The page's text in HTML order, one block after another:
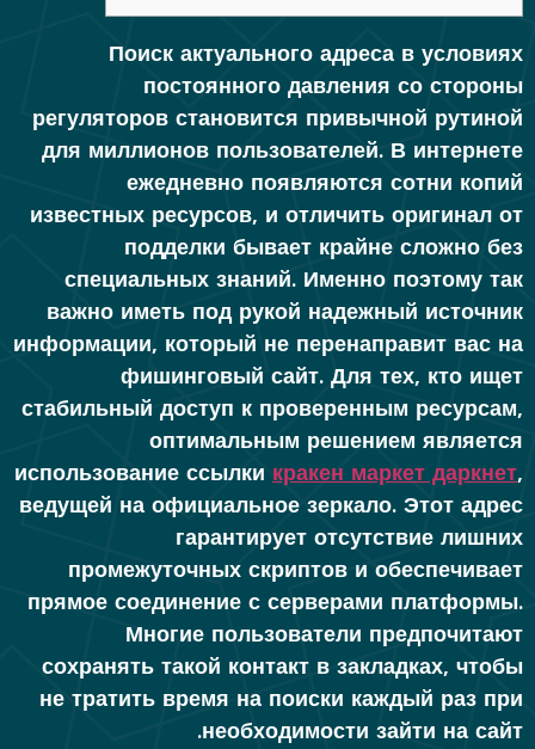
Поиск актуального адреса в условиях
постоянного давления со стороны
регуляторов становится привычной рутиной
для миллионов пользователей. В интернете
ежедневно появляются сотни копий
известных ресурсов, и отличить оригинал от
подделки бывает крайне сложно без
специальных знаний. Именно поэтому так
важно иметь под рукой надежный источник
информации, который не перенаправит вас на
фишинговый сайт. Для тех, кто ищет
стабильный доступ к проверенным ресурсам,
оптимальным решением является
использование ссылки кракен маркет даркнет,
ведущей на официальное зеркало. Этот адрес
гарантирует отсутствие лишних
промежуточных скриптов и обеспечивает
прямое соединение с серверами платформы.
Многие пользователи предпочитают
сохранять такой контакт в закладках, чтобы
не тратить время на поиски каждый раз при
необходимости зайти на сайт.